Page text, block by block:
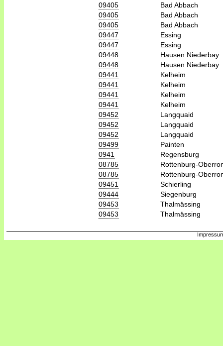
09405
Bad Abbach
09405
Bad Abbach
09405
Bad Abbach
09447
Essing
09447
Essing
09448
Hausen Niederbay
09448
Hausen Niederbay
09441
Kelheim
09441
Kelheim
09441
Kelheim
09441
Kelheim
09452
Langquaid
09452
Langquaid
09452
Langquaid
09499
Painten
0941
Regensburg
08785
Rottenburg-
08785
Rottenburg-
09451
Schierling
09444
Siegenburg
09453
Thalmässing
09453
Thalmässing